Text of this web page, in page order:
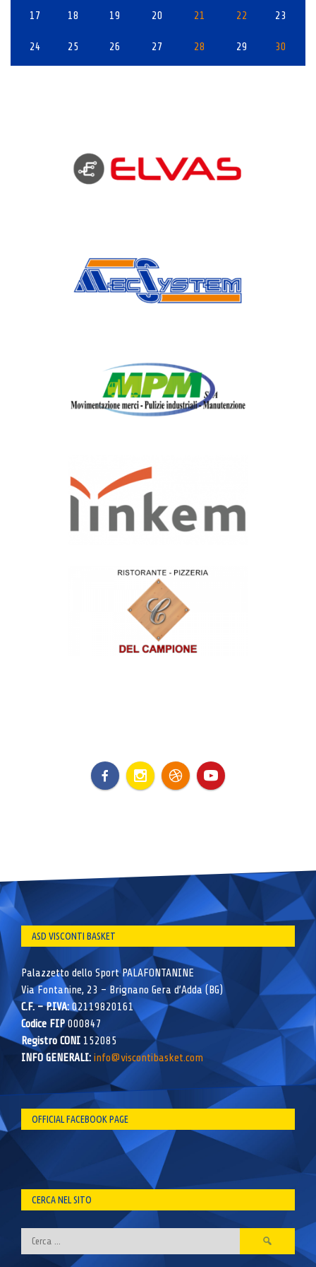
17 18 19 20 21 22 23
24 25 26 27 28 29 30
ASD VISCONTI BASKET
Palazzetto dello Sport PALAFONTANINE
Via Fontanine, 23 – Brignano Gera d’Adda (BG)
C.F. – P.IVA:02119820161
Codice FIP000847
Registro CONI 152085
INFO GENERALI: info@viscontibasket.com
OFFICIAL FACEBOOK PAGE
CERCA NEL SITO
Ricerca
per: